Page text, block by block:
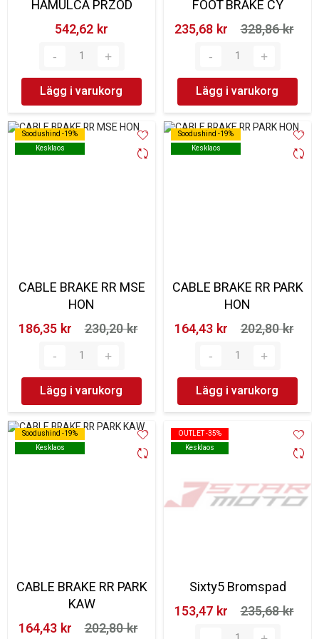
HAMULCA PRZÓD
542,62 kr‎
Lägg i varukorg
FOOT BRAKE CY
235,68 kr‎
328,86 kr‎
Lägg i varukorg
Soodushind -19%
Kesklaos
Soodushind -19%
Kesklaos
CABLE BRAKE RR MSE
HON
186,35 kr‎
230,20 kr‎
Lägg i varukorg
Soodushind -19%
Kesklaos
Soodushind -19%
Kesklaos
CABLE BRAKE RR PARK
HON
164,43 kr‎
202,80 kr‎
Lägg i varukorg
Soodushind -19%
Kesklaos
Soodushind -19%
Kesklaos
CABLE BRAKE RR PARK
KAW
164,43 kr‎
202,80 kr‎
OUTLET -35%
Kesklaos
OUTLET -35%
Kesklaos
Sixty5 Bromspad
153,47 kr‎
235,68 kr‎